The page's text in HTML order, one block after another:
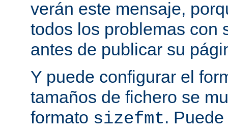
verán este mensaje,
todos los problemas con
antes de publicar su
Y puede configurar el
tamaños de fichero se
formato sizefmt.